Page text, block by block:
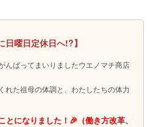
日曜日定休日へ!?】
んばってまいりましたウエノマチ商店
れた祖母の体調と、わたしたちの体力
になりました！🎉（働き方改革、